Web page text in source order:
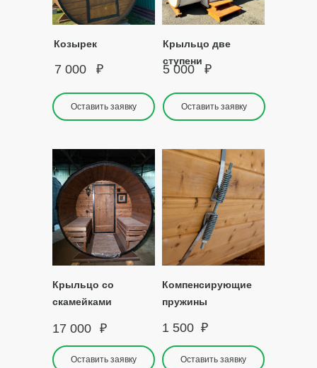
Оставить заявку
Оставить заявку
Оставить заявку
Оставить заявку
Козырек
Крыльцо две
ступени
Крыльцо со
скамейками
Компенсирующие
пружины
7 000 ₽ 5 000 ₽
17 000 ₽ 1 500 ₽